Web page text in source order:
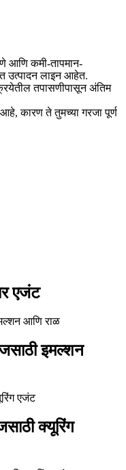
आणि कमी-तापमान-
उत्पादन लाइन आहेत.
तपासणीपासून अंतिम
कारण ते तुमच्या गरजा पूर्ण
एजंट
इमल्शन
क्यूरिंग